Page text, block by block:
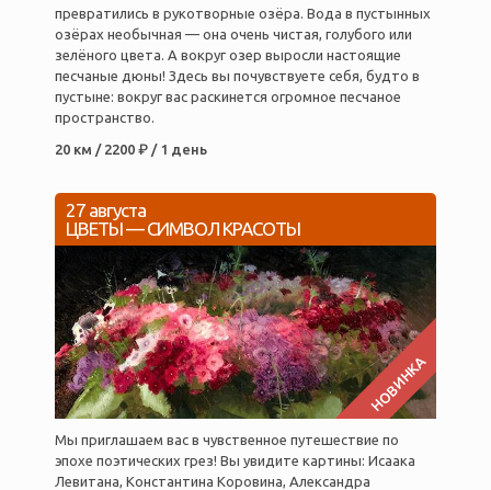
превратились в рукотворные озёра. Вода в пустынных
озёрах необычная — она очень чистая, голубого или
зелёного цвета. А вокруг озер выросли настоящие
песчаные дюны! Здесь вы почувствуете себя, будто в
пустыне: вокруг вас раскинется огромное песчаное
пространство.
20 км / 2200 ₽ / 1 день
27 августа
ЦВЕТЫ — СИМВОЛ КРАСОТЫ
НОВИНКА
Мы приглашаем вас в чувственное путешествие по
эпохе поэтических грез! Вы увидите картины: Исаака
Левитана, Константина Коровина, Александра